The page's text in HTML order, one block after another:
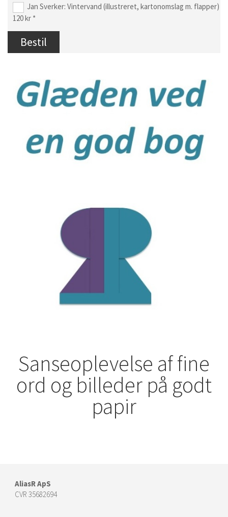
Jan Sverker: Vintervand (illustreret, kartonomslag m. flapper)
120 kr *
Sanseoplevelse af fine
ord og billeder på godt
papir
AliasR ApS
CVR 35682694